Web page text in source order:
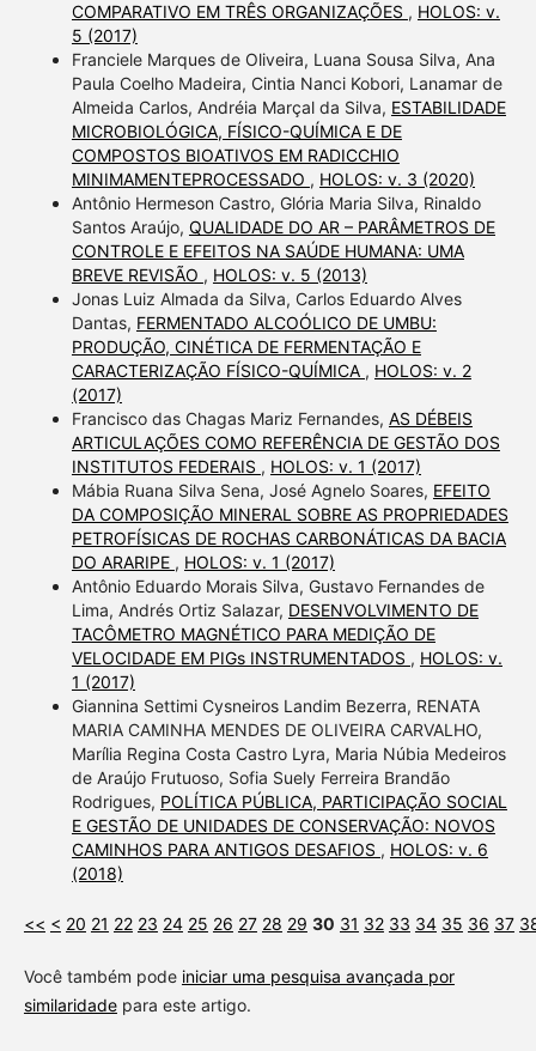
COMPARATIVO EM TRÊS ORGANIZAÇÕES , HOLOS: v.
5 (2017)
Franciele Marques de Oliveira, Luana Sousa Silva, Ana
Paula Coelho Madeira, Cintia Nanci Kobori, Lanamar de
Almeida Carlos, Andréia Marçal da Silva, ESTABILIDADE
MICROBIOLÓGICA, FÍSICO-QUÍMICA E DE
COMPOSTOS BIOATIVOS EM RADICCHIO
MINIMAMENTEPROCESSADO , HOLOS: v. 3 (2020)
Antônio Hermeson Castro, Glória Maria Silva, Rinaldo
Santos Araújo, QUALIDADE DO AR – PARÂMETROS DE
CONTROLE E EFEITOS NA SAÚDE HUMANA: UMA
BREVE REVISÃO , HOLOS: v. 5 (2013)
Jonas Luiz Almada da Silva, Carlos Eduardo Alves
Dantas, FERMENTADO ALCOÓLICO DE UMBU:
PRODUÇÃO, CINÉTICA DE FERMENTAÇÃO E
CARACTERIZAÇÃO FÍSICO-QUÍMICA , HOLOS: v. 2
(2017)
Francisco das Chagas Mariz Fernandes, AS DÉBEIS
ARTICULAÇÕES COMO REFERÊNCIA DE GESTÃO DOS
INSTITUTOS FEDERAIS , HOLOS: v. 1 (2017)
Mábia Ruana Silva Sena, José Agnelo Soares, EFEITO
DA COMPOSIÇÃO MINERAL SOBRE AS PROPRIEDADES
PETROFÍSICAS DE ROCHAS CARBONÁTICAS DA BACIA
DO ARARIPE , HOLOS: v. 1 (2017)
Antônio Eduardo Morais Silva, Gustavo Fernandes de
Lima, Andrés Ortiz Salazar, DESENVOLVIMENTO DE
TACÔMETRO MAGNÉTICO PARA MEDIÇÃO DE
VELOCIDADE EM PIGs INSTRUMENTADOS , HOLOS: v.
1 (2017)
Giannina Settimi Cysneiros Landim Bezerra, RENATA
MARIA CAMINHA MENDES DE OLIVEIRA CARVALHO,
Marília Regina Costa Castro Lyra, Maria Núbia Medeiros
de Araújo Frutuoso, Sofia Suely Ferreira Brandão
Rodrigues, POLÍTICA PÚBLICA, PARTICIPAÇÃO SOCIAL
E GESTÃO DE UNIDADES DE CONSERVAÇÃO: NOVOS
CAMINHOS PARA ANTIGOS DESAFIOS , HOLOS: v. 6
(2018)
<< < 20 21 22 23 24 25 26 27 28 29 30 31 32 33 34 35 36 37
Você também pode iniciar uma pesquisa avançada por
similaridadepara este artigo.